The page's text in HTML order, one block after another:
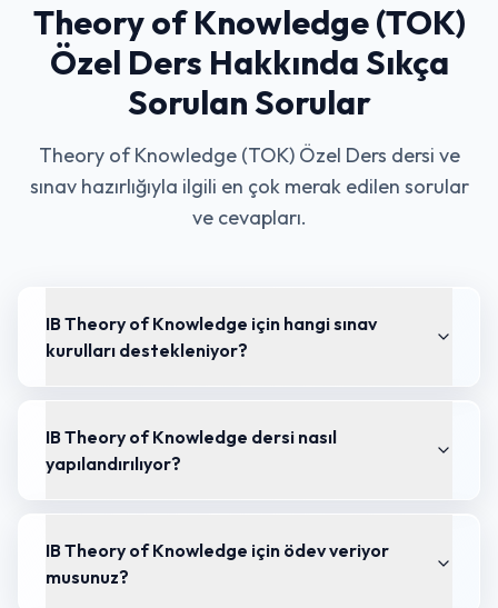
Theory of Knowledge (TOK)
Özel Ders Hakkında Sıkça
Sorulan Sorular
Theory of Knowledge (TOK) Özel Ders dersi ve
sınav hazırlığıyla ilgili en çok merak edilen sorular
ve cevapları.
IB Theory of Knowledge için hangi sınav
kurulları destekleniyor?
IB Theory of Knowledge dersi nasıl
yapılandırılıyor?
IB Theory of Knowledge için ödev veriyor
musunuz?